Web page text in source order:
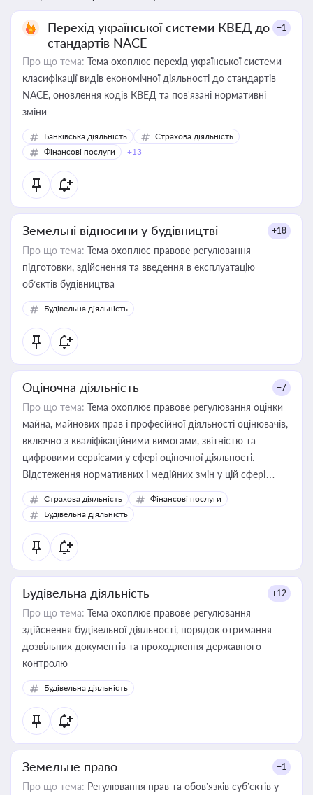
Перехід української системи КВЕД до
стандартів NACE
+1
Про що тема: Тема охоплює перехід української системи
класифікації видів економічної діяльності до стандартів
NACE, оновлення кодів КВЕД та пов'язані нормативні
зміни
Банківська діяльність
Страхова діяльність
Фінансові послуги
+13
Земельні відносини у будівництві +18
Про що тема: Тема охоплює правове регулювання
підготовки, здійснення та введення в експлуатацію
об’єктів будівництва
Будівельна діяльність
Оціночна діяльність +7
Про що тема: Тема охоплює правове регулювання оцінки
майна, майнових прав і професійної діяльності оцінювачів,
включно з кваліфікаційними вимогами, звітністю та
цифровими сервісами у сфері оціночної діяльності.
Відстеження нормативних і медійних змін у цій сфері
корисне для власника бізнесу, керівника, юриста або
бухгалтера під час оподаткування, приватизації, оренди
державного майна, корпоративних угод і перевірки
статусу суб'єктів оціночної діяльності
Страхова діяльність
Фінансові послуги
Будівельна діяльність
Будівельна діяльність +12
Про що тема: Тема охоплює правове регулювання
здійснення будівельної діяльності, порядок отримання
дозвільних документів та проходження державного
контролю
Будівельна діяльність
Земельне право +1
Про що тема: Регулювання прав та обов’язків суб’єктів у